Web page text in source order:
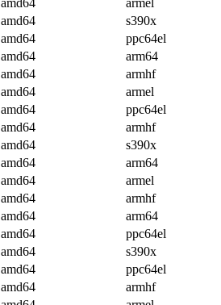
amd64
armel
amd64
s390x
amd64
ppc64el
amd64
arm64
amd64
armhf
amd64
armel
amd64
ppc64el
amd64
armhf
amd64
s390x
amd64
arm64
amd64
armel
amd64
armhf
amd64
arm64
amd64
ppc64el
amd64
s390x
amd64
ppc64el
amd64
armhf